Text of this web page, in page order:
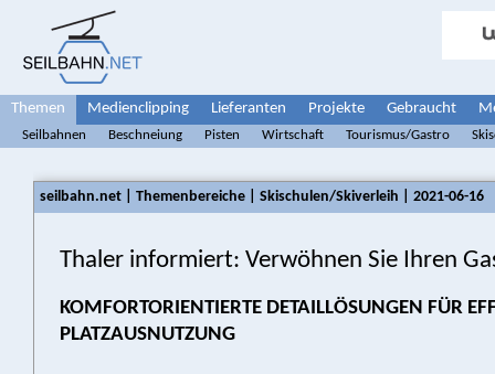
Themen Medienclipping Lieferanten Projekte Gebraucht
Seilbahnen Beschneiung Pisten Wirtschaft Tourismus/Gastro
seilbahn.net | Themenbereiche | Skischulen/Skiverleih | 2021-06-16
Thaler informiert: Verwöhnen Sie Ihren
KOMFORTORIENTIERTE DETAILLÖSUNGEN FÜR
PLATZAUSNUTZUNG